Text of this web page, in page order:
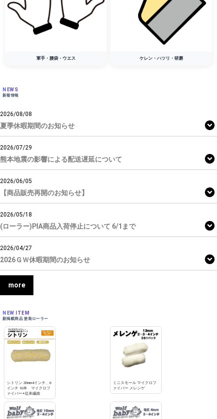
軍手・腰袋・ウエス ケレン・ハツリ・研磨
NEWS
新着情報
2026/08/08
夏季休暇期間のお知らせ
2026/07/29
熊本地震の影響による配送遅延について
2026/06/05
【商品販売再開のお知らせ】
2026/05/18
(ローラー)PIA商品入荷停止について 6/1まで
2026/04/27
2026ＧＷ休暇期間のお知らせ
more
NEW ITEM
新掲載商品 塗装ローラー
シトリン 20mm4インチ、6
インチ 10本 マイクロフ
ァイバー+従来繊維
ミニスモール マイクロフ
ァイバー メレンゲ